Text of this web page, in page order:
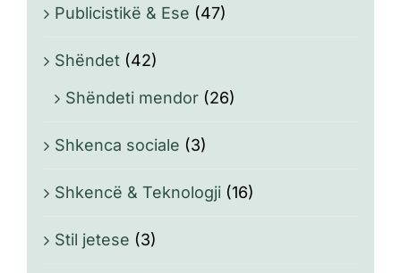
Publicistikë & Ese (47)
Shëndet (42)
Shëndeti mendor (26)
Shkenca sociale (3)
Shkencë & Teknologji (16)
Stil jetese (3)